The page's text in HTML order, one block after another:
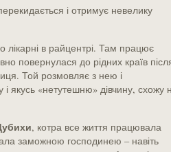
і отримує невелику
лікарні в райцентрі. Там працює
повернулася до рідних країв
Той розмовляє з нею і
і якусь «нетутешню» дівчину, схожу
, котра все життя працювала
заможною господинею – навіть